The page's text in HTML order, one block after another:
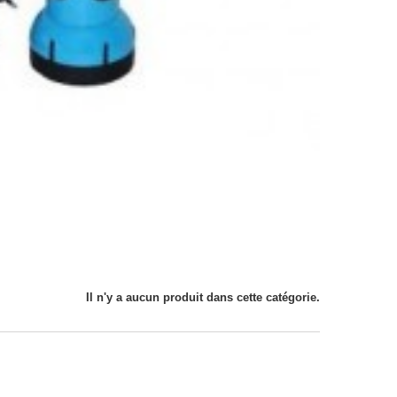
Il n'y a aucun produit dans cette catégorie.